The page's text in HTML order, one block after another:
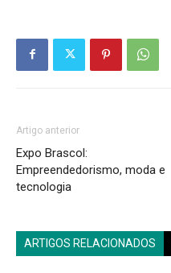
Artigo anterior
Expo Brascol:
Empreendedorismo, moda e
tecnologia
ARTIGOS RELACIONADOS